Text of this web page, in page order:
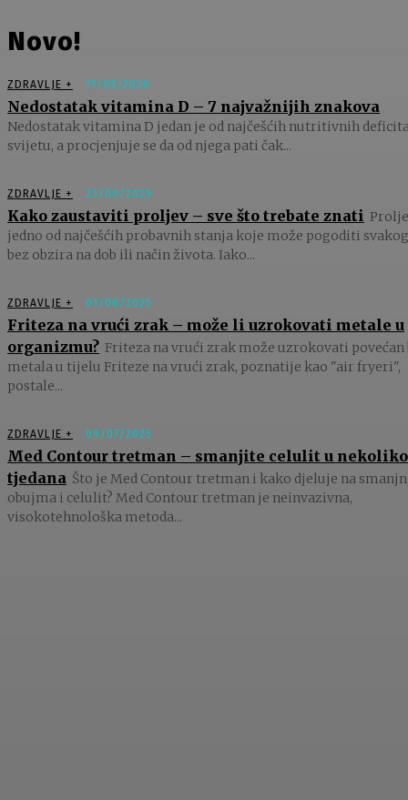
Novo!
ZDRAVLJE + 11/03/2026
Nedostatak vitamina D – 7 najvažnijih znakova
Nedostatak vitamina D jedan je od najčešćih nutritivnih
svijetu, a procjenjuje se da od njega pati čak...
ZDRAVLJE + 23/09/2025
Kako zaustaviti proljev – sve što trebate znati
jedno od najčešćih probavnih stanja koje može pogoditi
bez obzira na dob ili način života. Iako...
ZDRAVLJE + 01/08/2025
Friteza na vrući zrak – može li uzrokovati metale u
organizmu? Friteza na vrući zrak može uzrokovati
metala u tijelu Friteze na vrući zrak, poznatije kao "air fryeri",
postale...
ZDRAVLJE + 09/07/2025
Med Contour tretman – smanjite celulit u nekoliko
tjedana Što je Med Contour tretman i kako djeluje na
obujma i celulit? Med Contour tretman je neinvazivna,
visokotehnološka metoda...